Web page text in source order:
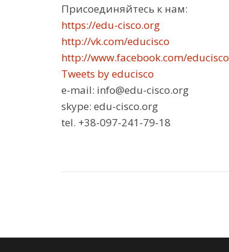
Присоединяйтесь к нам:
https://edu-cisco.org
http://vk.com/educisco
http://www.facebook.com/educisco
Tweets by educisco
e-mail: info@edu-cisco.org
skype: edu-cisco.org
tel. +38-097-241-79-18